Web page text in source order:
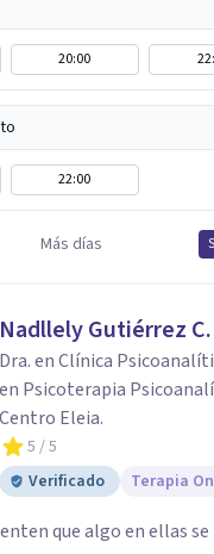
20:00
22:00
Más días
Nadllely Gutiérrez C.
Dra. en Clínica
en Psicoterapia
Centro Eleia.
5 / 5
Verificado
Terapia
que algo en ellas